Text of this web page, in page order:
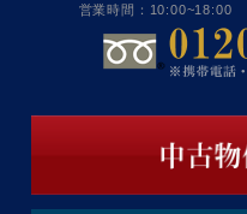
営業時間：10:00~18:00